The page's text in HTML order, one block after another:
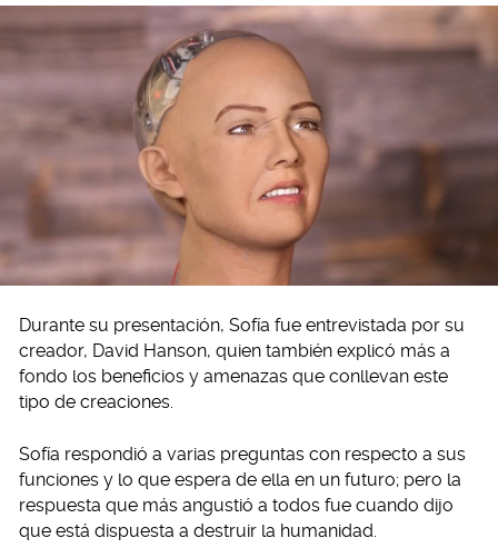
Durante su presentación, Sofía fue entrevistada por su
creador, David Hanson, quien también explicó más a
fondo los beneficios y amenazas que conllevan este
tipo de creaciones.
Sofía respondió a varias preguntas con respecto a sus
funciones y lo que espera de ella en un futuro; pero la
respuesta que más angustió a todos fue cuando dijo
que está dispuesta a destruir la humanidad.